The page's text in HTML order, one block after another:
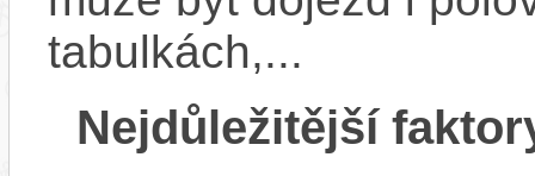
tabulkách,...
Nejdůležitější